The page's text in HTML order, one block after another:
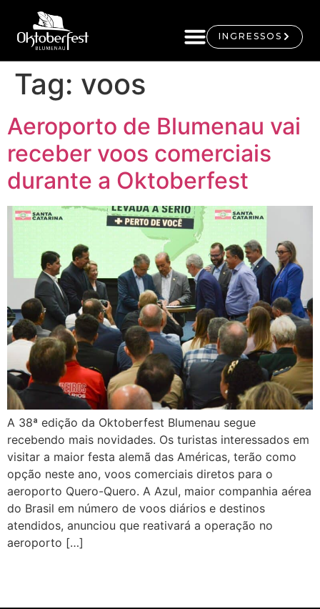
INGRESSOS
Tag: voos
Aeroporto de Blumenau vai
receber voos comerciais
durante a Oktoberfest
A 38ª edição da Oktoberfest Blumenau segue
recebendo mais novidades. Os turistas interessados em
visitar a maior festa alemã das Américas, terão como
opção neste ano, voos comerciais diretos para o
aeroporto Quero-Quero. A Azul, maior companhia aérea
do Brasil em número de voos diários e destinos
atendidos, anunciou que reativará a operação no
aeroporto […]